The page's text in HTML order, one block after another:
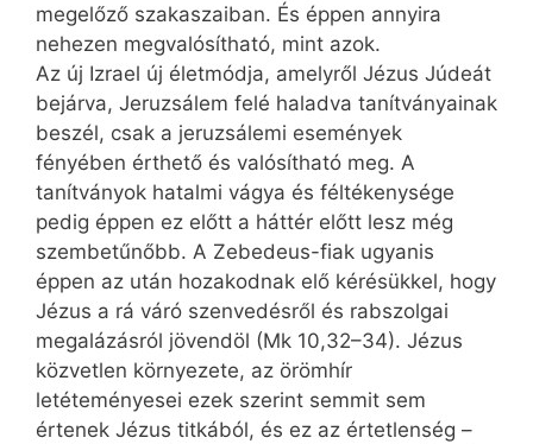
megelőző szakaszaiban. És éppen annyira
nehezen megvalósítható, mint azok.
Az új Izrael új életmódja, amelyről Jézus Júdeát
bejárva, Jeruzsálem felé haladva tanítványainak
beszél, csak a jeruzsálemi események
fényében érthető és valósítható meg. A
tanítványok hatalmi vágya és féltékenysége
pedig éppen ez előtt a háttér előtt lesz még
szembetűnőbb. A Zebedeus-fiak ugyanis
éppen az után hozakodnak elő kérésükkel, hogy
Jézus a rá váró szenvedésről és rabszolgai
megalázásról jövendöl (Mk 10,32–34). Jézus
közvetlen környezete, az örömhír
letéteményesei ezek szerint semmit sem
értenek Jézus titkából, és ez az értetlenség –